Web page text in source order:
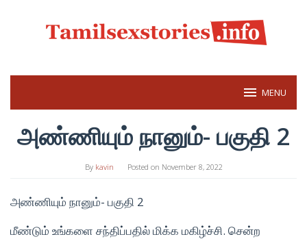
MENU
அண்ணியும் நானும்- பகுதி 2
By kavin Posted on November 8, 2022
அண்ணியும் நானும்- பகுதி 2
மீண்டும் உங்களை சந்திப்பதில் மிக்க மகிழ்ச்சி. சென்ற